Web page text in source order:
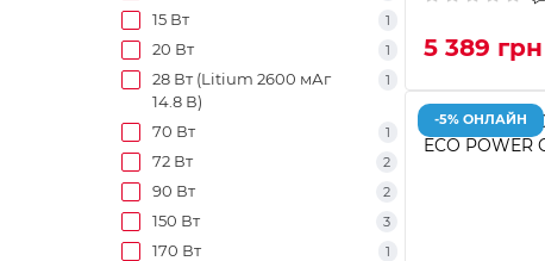
15 Вт 1
20 Вт 1
28 Вт (Litium 2600 мАг
14.8 В)
1
70 Вт 1
72 Вт 2
90 Вт 2
150 Вт 3
170 Вт 1
5 389 грн
-5% ОНЛАЙН